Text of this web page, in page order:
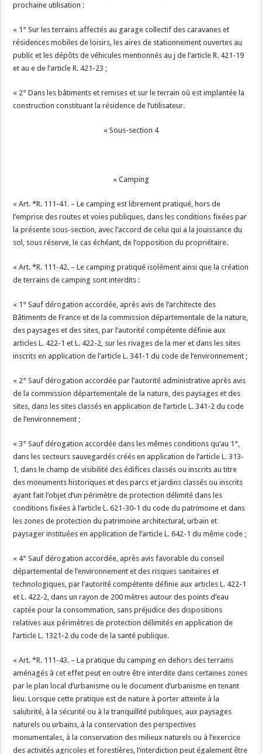
prochaine utilisation :
« 1° Sur les terrains affectés au garage collectif des caravanes et
résidences mobiles de loisirs, les aires de stationnement ouvertes au
public et les dépôts de véhicules mentionnés au j de l’article R. 421-19
et au e de l’article R. 421-23 ;
« 2° Dans les bâtiments et remises et sur le terrain où est implantée la
construction constituant la résidence de l’utilisateur.
« Sous-section 4
« Camping
« Art. *R. 111-41. – Le camping est librement pratiqué, hors de
l’emprise des routes et voies publiques, dans les conditions fixées par
la présente sous-section, avec l’accord de celui qui a la jouissance du
sol, sous réserve, le cas échéant, de l’opposition du propriétaire.
« Art. *R. 111-42. – Le camping pratiqué isolément ainsi que la création
de terrains de camping sont interdits :
« 1° Sauf dérogation accordée, après avis de l’architecte des
Bâtiments de France et de la commission départementale de la nature,
des paysages et des sites, par l’autorité compétente définie aux
articles L. 422-1 et L. 422-2, sur les rivages de la mer et dans les sites
inscrits en application de l’article L. 341-1 du code de l’environnement ;
« 2° Sauf dérogation accordée par l’autorité administrative après avis
de la commission départementale de la nature, des paysages et des
sites, dans les sites classés en application de l’article L. 341-2 du code
de l’environnement ;
« 3° Sauf dérogation accordée dans les mêmes conditions qu’au 1°,
dans les secteurs sauvegardés créés en application de l’article L. 313-
1, dans le champ de visibilité des édifices classés ou inscrits au titre
des monuments historiques et des parcs et jardins classés ou inscrits
ayant fait l’objet d’un périmètre de protection délimité dans les
conditions fixées à l’article L. 621-30-1 du code du patrimoine et dans
les zones de protection du patrimoine architectural, urbain et
paysager instituées en application de l’article L. 642-1 du même code ;
« 4° Sauf dérogation accordée, après avis favorable du conseil
départemental de l’environnement et des risques sanitaires et
technologiques, par l’autorité compétente définie aux articles L. 422-1
et L. 422-2, dans un rayon de 200 mètres autour des points d’eau
captée pour la consommation, sans préjudice des dispositions
relatives aux périmètres de protection délimités en application de
l’article L. 1321-2 du code de la santé publique.
« Art. *R. 111-43. – La pratique du camping en dehors des terrains
aménagés à cet effet peut en outre être interdite dans certaines zones
par le plan local d’urbanisme ou le document d’urbanisme en tenant
lieu. Lorsque cette pratique est de nature à porter atteinte à la
salubrité, à la sécurité ou à la tranquillité publiques, aux paysages
naturels ou urbains, à la conservation des perspectives
monumentales, à la conservation des milieux naturels ou à l’exercice
des activités agricoles et forestières, l’interdiction peut également être